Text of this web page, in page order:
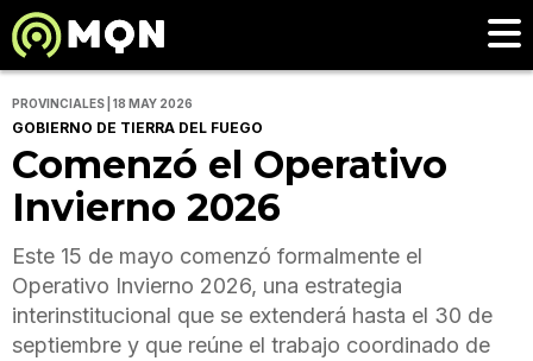
PROVINCIALES | 18 MAY 2026
GOBIERNO DE TIERRA DEL FUEGO
Comenzó el Operativo
Invierno 2026
Este 15 de mayo comenzó formalmente el
Operativo Invierno 2026, una estrategia
interinstitucional que se extenderá hasta el 30 de
septiembre y que reúne el trabajo coordinado de